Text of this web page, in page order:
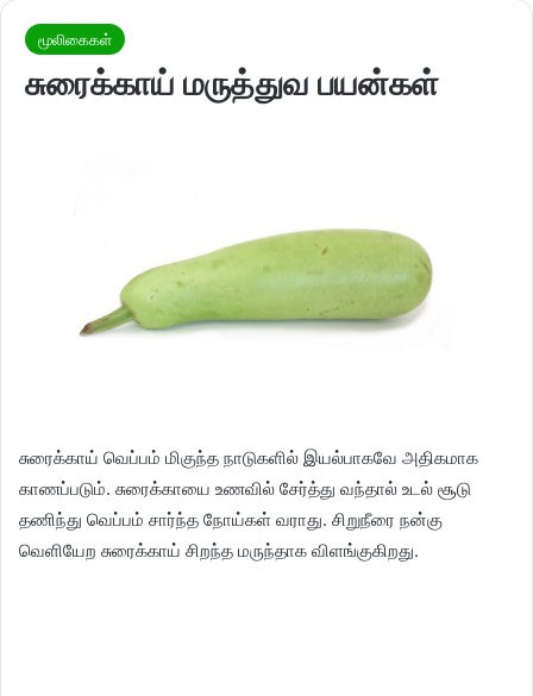
மூலிகைகள்
சுரைக்காய் மருத்துவ பயன்கள்
சுரைக்காய் வெப்பம் மிகுந்த நாடுகளில் இயல்பாகவே அதிகமாக
காணப்படும். சுரைக்காயை உணவில் சேர்த்து வந்தால் உடல் சூடு
தணிந்து வெப்பம் சார்ந்த நோய்கள் வராது. சிறுநீரை நன்கு
வெளியேற சுரைக்காய் சிறந்த மருந்தாக விளங்குகிறது.